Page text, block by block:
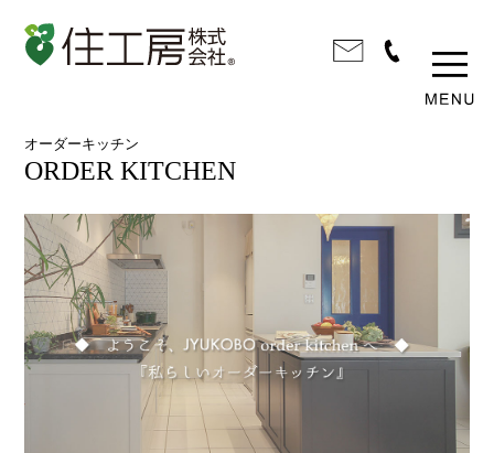
オーダーキッチン
ORDER KITCHEN